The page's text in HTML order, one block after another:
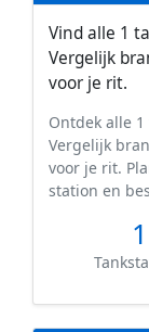
Vind alle 1
Vergelijk
voor je rit.
Ontdek alle
Vergelijk
voor je rit.
station en
1